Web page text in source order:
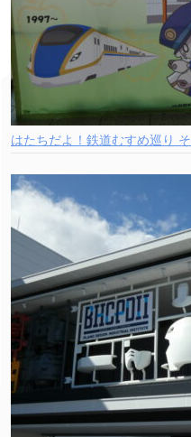
はたちだよ！鉄道むすめ巡り